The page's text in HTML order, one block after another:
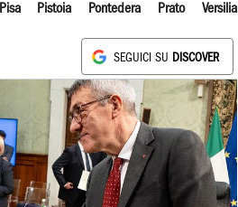
Pisa Pistoia Pontedera Prato Versilia
SEGUICI SU DISCOVER